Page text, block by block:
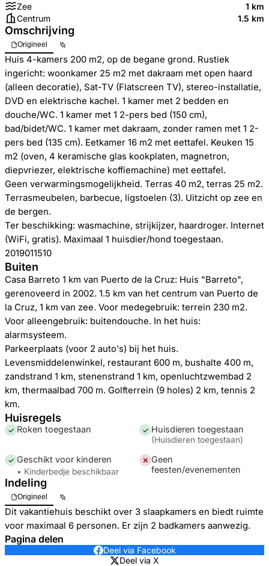
Zee
1 km
Centrum
1.5 km
Omschrijving
Origineel
Huis 4-kamers 200 m2, op de begane grond. Rustiek
ingericht: woonkamer 25 m2 met dakraam met open haard
(alleen decoratie), Sat-TV (Flatscreen TV), stereo-installatie,
DVD en elektrische kachel. 1 kamer met 2 bedden en
douche/WC. 1 kamer met 1 2-pers bed (150 cm),
bad/bidet/WC. 1 kamer met dakraam, zonder ramen met 1 2-
pers bed (135 cm). Eetkamer 16 m2 met eettafel. Keuken 15
m2 (oven, 4 keramische glas kookplaten, magnetron,
diepvriezer, elektrische koffiemachine) met eettafel.
Geen verwarmingsmogelijkheid. Terras 40 m2, terras 25 m2.
Terrasmeubelen, barbecue, ligstoelen (3). Uitzicht op zee en
de bergen.
Ter beschikking: wasmachine, strijkijzer, haardroger. Internet
(WiFi, gratis). Maximaal 1 huisdier/hond toegestaan.
2019011510
Buiten
Casa Barreto 1 km van Puerto de la Cruz: Huis "Barreto",
gerenoveerd in 2002. 1.5 km van het centrum van Puerto de
la Cruz, 1 km van zee. Voor medegebruik: terrein 230 m2.
Voor alleengebruik: buitendouche. In het huis:
alarmsysteem.
Parkeerplaats (voor 2 auto's) bij het huis.
Levensmiddelenwinkel, restaurant 600 m, bushalte 400 m,
zandstrand 1 km, stenenstrand 1 km, openluchtzwembad 2
km, thermaalbad 700 m. Golfterrein (9 holes) 2 km, tennis 2
km.
Huisregels
✓ Roken toegestaan ✓ Huisdieren toegestaan
(Huisdieren toegestaan)
✓ Geschikt voor kinderen
• Kinderbedje beschikbaar
✕ Geen
feesten/evenementen
Indeling
Origineel
Dit vakantiehuis beschikt over 3 slaapkamers en biedt ruimte
voor maximaal 6 personen. Er zijn 2 badkamers aanwezig.
Pagina delen
Deel via Facebook
Deel via X